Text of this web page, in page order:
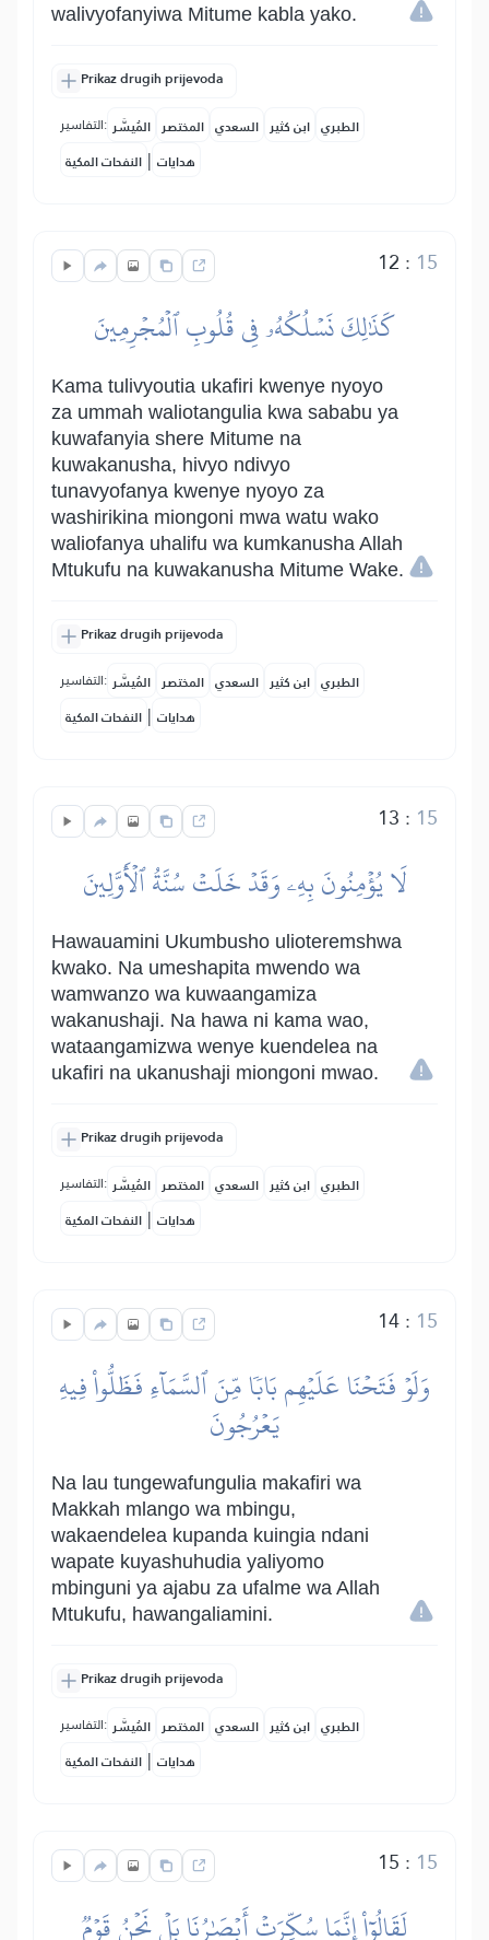
walivyofanyiwa Mitume kabla yako.
Prikaz drugih prijevoda
التفاسير: المُيسَّر المختصر السعدي ابن كثير الطبري
النفحات المكية | هدايات
12 : 15
كَذَٰلِكَ نَسۡلُكُهُۥ فِي قُلُوبِ ٱلۡمُجۡرِمِينَ
Kama tulivyoutia ukafiri kwenye nyoyo
za ummah waliotangulia kwa sababu ya
kuwafanyia shere Mitume na
kuwakanusha, hivyo ndivyo
tunavyofanya kwenye nyoyo za
washirikina miongoni mwa watu wako
waliofanya uhalifu wa kumkanusha Allah
Mtukufu na kuwakanusha Mitume Wake.
Prikaz drugih prijevoda
التفاسير: المُيسَّر المختصر السعدي ابن كثير الطبري
النفحات المكية | هدايات
13 : 15
لَا يُؤۡمِنُونَ بِهِۦ وَقَدۡ خَلَتۡ سُنَّةُ ٱلۡأَوَّلِينَ
Hawauamini Ukumbusho ulioteremshwa
kwako. Na umeshapita mwendo wa
wamwanzo wa kuwaangamiza
wakanushaji. Na hawa ni kama wao,
wataangamizwa wenye kuendelea na
ukafiri na ukanushaji miongoni mwao.
Prikaz drugih prijevoda
التفاسير: المُيسَّر المختصر السعدي ابن كثير الطبري
النفحات المكية | هدايات
14: 15
وَلَوۡ فَتَحۡنَا عَلَيۡهِم بَابٗا مِّنَ ٱلسَّمَآءِ فَظَلُّواْ فِيهِ
يَعۡرُجُونَ
Na lau tungewafungulia makafiri wa
Makkah mlango wa mbingu,
wakaendelea kupanda kuingia ndani
wapate kuyashuhudia yaliyomo
mbinguni ya ajabu za ufalme wa Allah
Mtukufu, hawangaliamini.
Prikaz drugih prijevoda
التفاسير: المُيسَّر المختصر السعدي ابن كثير الطبري
النفحات المكية | هدايات
15 : 15
لَقَالُوٓاْ إِنَّمَا سُكِّرَتۡ أَبۡصَٰرُنَا بَلۡ نَحۡنُ قَوۡمٞ